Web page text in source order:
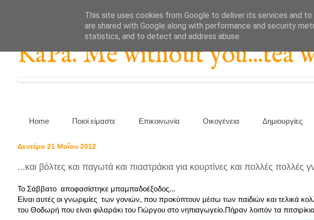
KaPa. Me without you...tea
Home Ποιοί είμαστε Επικοινωνία Οικογένεια Δημιουργίες
Δευτέρα 21 Μαΐου 2012
...και βόλτες και παγωτά και πιαστράκια για κουρτίνες και πολλές πολλές
Το Σάββατο αποφασίστηκε μπαμπαδοέξοδος...
Είναι αυτές οι γνωριμίες των γονιών, που προκύπτουν μέσω των παιδιών και τελικά
του Θοδωρή που είναι φιλαράκι του Γιώργου στο νηπιαγωγείο.Πήραν λοιπόν τα
This site uses cookies from Google to deliver its services and
are shared with Google along with performance and security
statistics, and to detect and address abuse.